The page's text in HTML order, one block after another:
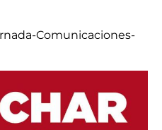
Comunicaciones-